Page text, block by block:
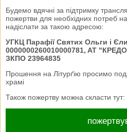
Будемо вдячні за підтримку
пожертви для необхідних потреб
надіслати за такою адресою:
УГКЦ Парафії Святих Ольги і
0000000260010000781, AT
ЗКПО 23964835
Прошення на Літурґію просимо
храмі
Також пожертву можна скласти тут: